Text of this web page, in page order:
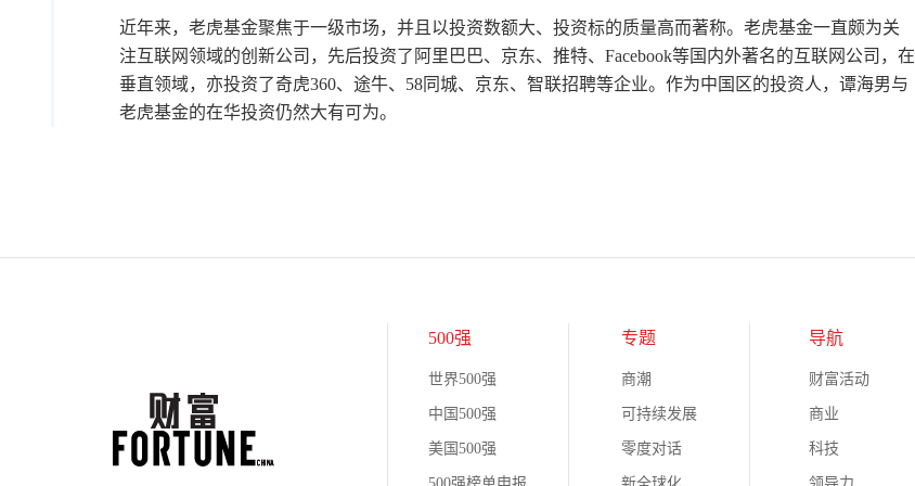
近年来，老虎基金聚焦于一级市场，并且以投资数额大、投资标的质量高而著称。老虎基金一直颇为关
注互联网领域的创新公司，先后投资了阿里巴巴、京东、推特、Facebook等国内外著名的互联网公司，在
垂直领域，亦投资了奇虎360、途牛、58同城、京东、智联招聘等企业。作为中国区的投资人，谭海男与
老虎基金的在华投资仍然大有可为。
500强
世界500强
中国500强
美国500强
专题
商潮
可持续发展
零度对话
导航
财富活动
商业
科技